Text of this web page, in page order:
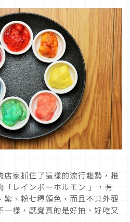
店家抓住了這樣的流行趨勢，推
「レインボーホルモン 」，有
紫、粉七種顏色，而且不只外觀
一樣，感覺真的是好拍、好吃又